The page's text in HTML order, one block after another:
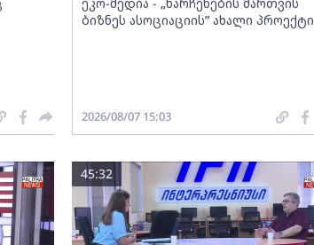
ბიზნეს ასოციაციის” ახალი პროექტი
2026/08/07 15:03
45:32